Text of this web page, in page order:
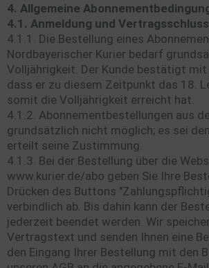
4. Allgemeine
4.1. Anmeldung und Vertragsschluss
4.1.1. Die Bestellung eines
Nordbayerischer Kurier bedarf
Volljährigkeit. Der Kunde bestätigt mit
dass er zu diesem Zeitpunkt das 18.
somit die Volljährigkeit erreicht hat.
4.1.2. Abonnementbestellungen aus
grundsätzlich nicht möglich; es sei
erteilt seine Zustimmung.
4.1.3. Bei der Bestellung über die
www.kurier.de/abo geben Sie Ihre
Drücken des Buttons
verbindlich ab. Bis dahin kann der
jederzeit beendet werden. Wir
Vertragstext und senden Ihnen eine
den Eingang Ihrer Bestellung mit den